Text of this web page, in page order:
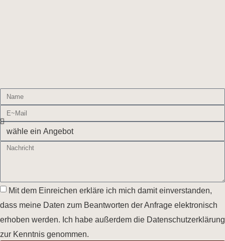
Mit dem Einreichen erkläre ich mich damit einverstanden,
dass meine Daten zum Beantworten der Anfrage elektronisch
erhoben werden. Ich habe außerdem die Datenschutzerklärung
zur Kenntnis genommen.